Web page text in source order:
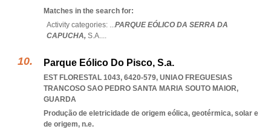
Matches in the search for:
Activity categories: ...PARQUE EÓLICO DA SERRA DA
CAPUCHA, S.A....
Parque Eólico Do Pisco, S.a.
EST FLORESTAL 1043, 6420-579, UNIAO FREGUESIAS
TRANCOSO SAO PEDRO SANTA MARIA SOUTO MAIOR,
GUARDA
Produção de eletricidade de origem eólica, geotérmica, solar e
de origem, n.e.